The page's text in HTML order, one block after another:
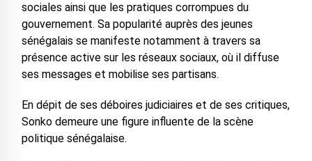
sociales ainsi que les pratiques corrompues du
gouvernement. Sa popularité auprès des jeunes
sénégalais se manifeste notamment à travers sa
présence active sur les réseaux sociaux, où il diffuse
ses messages et mobilise ses partisans.
En dépit de ses déboires judiciaires et de ses critiques,
Sonko demeure une figure influente de la scène
politique sénégalaise.